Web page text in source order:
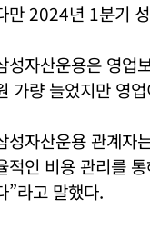
만 2024년 1분기
성자산운용은 영업
가량 늘었지만 영
성자산운용 관계자
적인 비용 관리를
”라고 말했다.